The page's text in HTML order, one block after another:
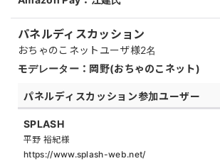
パネルディスカッション
おちゃのこネットユーザ様2名
モデレーター： 岡野(おちゃのこネット)
パネルディスカッション参加ユーザー
SPLASH
平野 裕紀様
https://www.splash-web.net/